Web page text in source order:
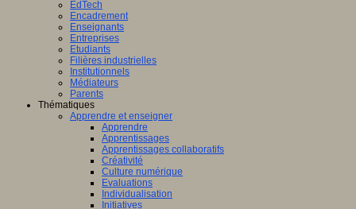
EdTech
Encadrement
Enseignants
Entreprises
Etudiants
Filières industrielles
Institutionnels
Médiateurs
Parents
Thématiques
Apprendre et enseigner
Apprendre
Apprentissages
Apprentissages collaboratifs
Créativité
Culture numérique
Evaluations
Individualisation
Initiatives